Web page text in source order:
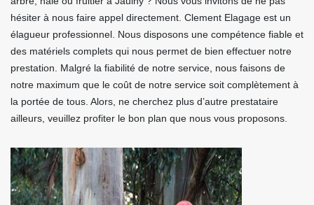
hésiter à nous faire appel directement. Clement Elagage est un
élagueur professionnel. Nous disposons une compétence fiable et
des matériels complets qui nous permet de bien effectuer notre
prestation. Malgré la fiabilité de notre service, nous faisons de
notre maximum que le coût de notre service soit complètement à
la portée de tous. Alors, ne cherchez plus d’autre prestataire
ailleurs, veuillez profiter le bon plan que nous vous proposons.